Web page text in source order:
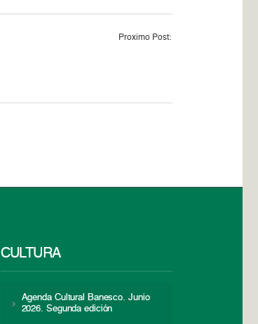
Proximo Post:
CULTURA
Agenda Cultural Banesco. Junio
2026. Segunda edición